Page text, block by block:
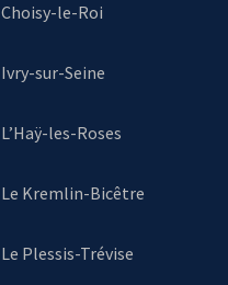
Choisy-le-Roi
Ivry-sur-Seine
L’Haÿ-les-Roses
Le Kremlin-Bicêtre
Le Plessis-Trévise